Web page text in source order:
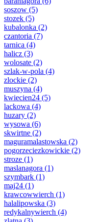
soszow (5)
stozek (5)
kubalonka (2)
czantoria (7)
tarnica (4)
halicz (3)
wolosate (2)
szlak-w-pola (4)
zlockie (2)
muszyna (4)
kwiecien24 (5)
lackowa (4)
huzary (2)
wysowa (6)
skwirtne (2)
maguramalastowska (2)
pogorzeciezkowickie (2)
stroze (1)
maslanagora (1)
szymbark (1)
maj24 (1)
krawcowwierch (1)
halalipowska (3)
redykalnywierch (4)